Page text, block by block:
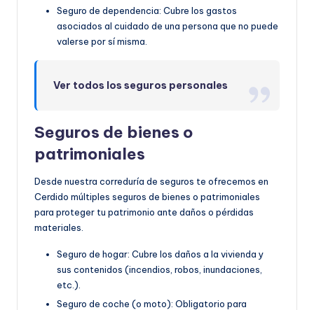
Seguro de dependencia: Cubre los gastos
asociados al cuidado de una persona que no puede
valerse por sí misma.
Ver todos los seguros personales
Seguros de bienes o
patrimoniales
Desde nuestra correduría de seguros te ofrecemos en
Cerdido múltiples seguros de bienes o patrimoniales
para proteger tu patrimonio ante daños o pérdidas
materiales.
Seguro de hogar: Cubre los daños a la vivienda y
sus contenidos (incendios, robos, inundaciones,
etc.).
Seguro de coche (o moto): Obligatorio para